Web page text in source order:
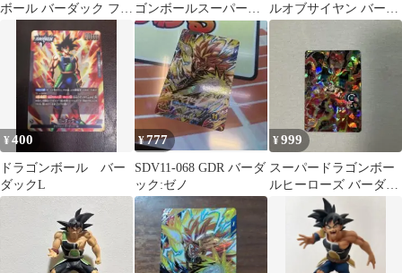
ボール バーダック フィ
ャル編 10
ゴンボールスーパーダ
イバーズ バトルオブ
サイヤン
ルオブサイヤン バーダ
ック GDR
¥400
ドラゴンボール バー
ダックL
¥777
SDV11-068 GDR バーダ
ック:ゼノ
¥999
スーパードラゴンボー
ルヒーローズ バーダッ
ク HG6-SEC